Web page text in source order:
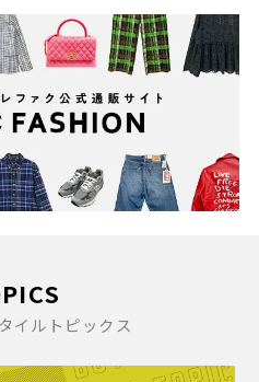
イルトピックス